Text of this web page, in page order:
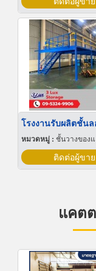
หมวดหมู่ : ชั้นวางของ
ติดต่อผู้ขาย
แคต